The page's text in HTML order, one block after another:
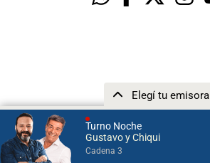
Turno Noche
Gustavo y Chiqui
Cadena 3
Elegí tu emisora